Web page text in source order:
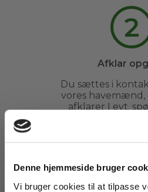
Denne hjemmeside bruger
Vi bruger cookies til at tilpasse
2
Afklar
Du sættes i
vores havemænd,
afklarer I evt.
3